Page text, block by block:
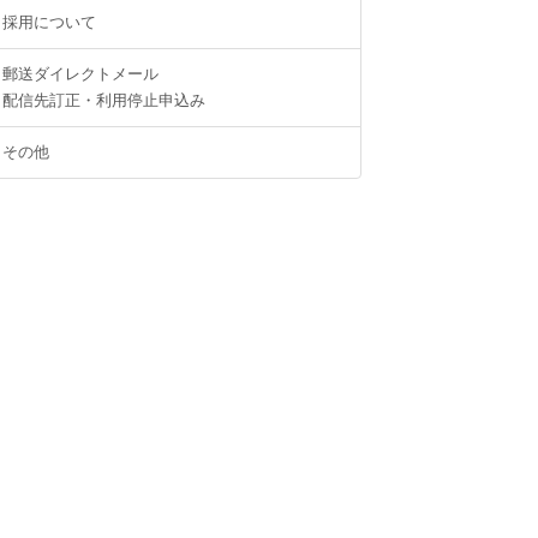
採用について
郵送ダイレクトメール
配信先訂正・利用停止申込み
その他